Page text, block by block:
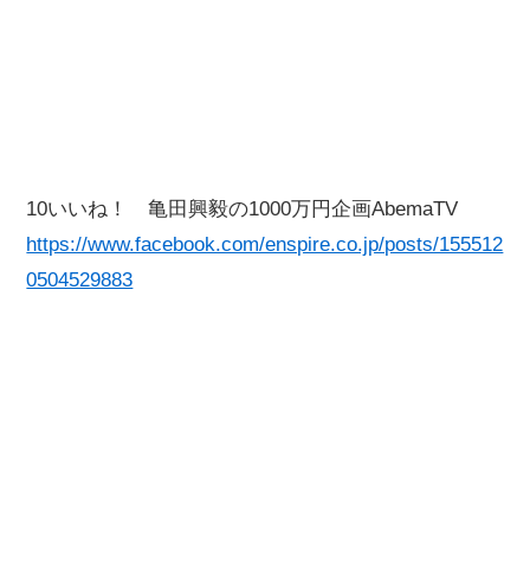
10いいね！ 亀田興毅の1000万円企画AbemaTV
https://www.facebook.com/enspire.co.jp/posts/155512
0504529883